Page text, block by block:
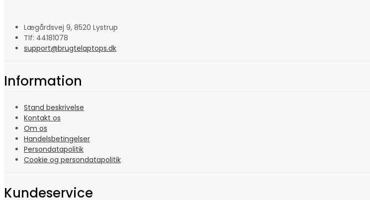
Lægårdsvej 9, 8520 Lystrup
Tlf: 44181078
support@brugtelaptops.dk
Information
Stand beskrivelse
Kontakt os
Om os
Handelsbetingelser
Persondatapolitik
Cookie og persondatapolitik
Kundeservice